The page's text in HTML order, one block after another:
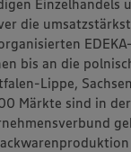
Einzelhandels
die
bis an die
Lippe,
Märkte sind in